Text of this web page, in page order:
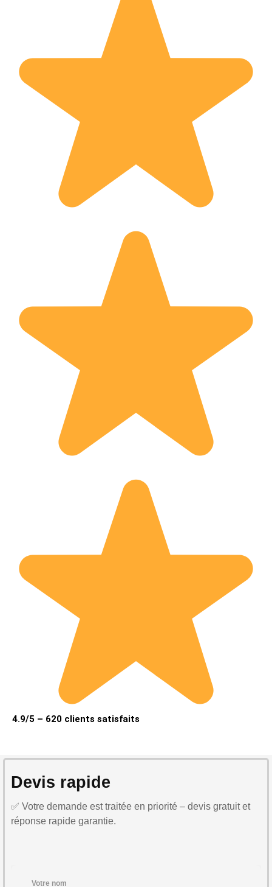
4.9/5 – 620 clients satisfaits
Devis rapide
✅ Votre demande est traitée en priorité – devis gratuit et
réponse rapide garantie.
Votre nom